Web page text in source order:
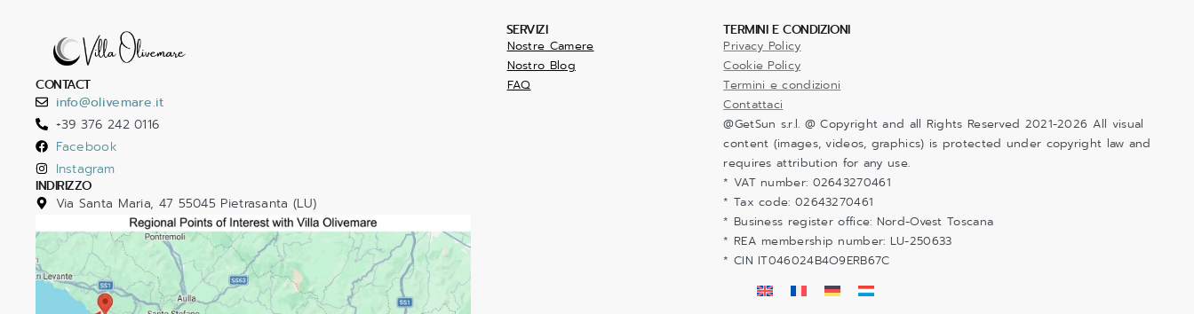
CONTACT
info@olivemare.it
+39 376 242 0116
Facebook
Instagram
INDIRIZZO
Via Santa Maria, 47 55045 Pietrasanta (LU)
SERVIZI
Nostre Camere
Nostro Blog
FAQ
TERMINI E CONDIZIONI
Privacy Policy
Cookie Policy
Termini e condizioni
Contattaci
@GetSun s.r.l. @ Copyright and all Rights Reserved 2021-2026 All visual
content (images, videos, graphics) is protected under copyright law and
requires attribution for any use.
* VAT number: 02643270461
* Tax code: 02643270461
* Business register office: Nord-Ovest Toscana
* REA membership number: LU-250633
* CIN IT046024B4O9ERB67C